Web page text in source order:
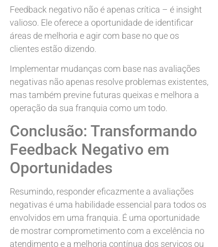
Feedback negativo não é apenas crítica – é insight
valioso. Ele oferece a oportunidade de identificar
áreas de melhoria e agir com base no que os
clientes estão dizendo.
Implementar mudanças com base nas avaliações
negativas não apenas resolve problemas existentes,
mas também previne futuras queixas e melhora a
operação da sua franquia como um todo.
Conclusão: Transformando
Feedback Negativo em
Oportunidades
Resumindo, responder eficazmente a avaliações
negativas é uma habilidade essencial para todos os
envolvidos em uma franquia. É uma oportunidade
de mostrar comprometimento com a excelência no
atendimento e a melhoria contínua dos serviços ou